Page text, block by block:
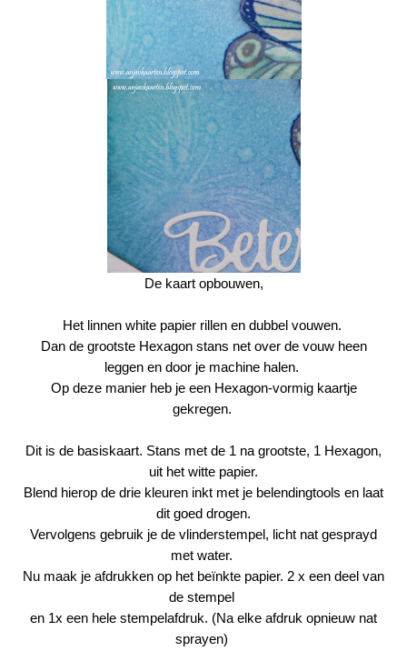
De kaart opbouwen,
Het linnen white papier rillen en dubbel vouwen.
Dan de grootste Hexagon stans net over de vouw heen
leggen en door je machine halen.
Op deze manier heb je een Hexagon-vormig kaartje
gekregen.
Dit is de basiskaart. Stans met de 1 na grootste, 1 Hexagon,
uit het witte papier.
Blend hierop de drie kleuren inkt met je belendingtools en laat
dit goed drogen.
Vervolgens gebruik je de vlinderstempel, licht nat gesprayd
met water.
Nu maak je afdrukken op het beïnkte papier. 2 x een deel van
de stempel
en 1x een hele stempelafdruk. (Na elke afdruk opnieuw nat
sprayen)